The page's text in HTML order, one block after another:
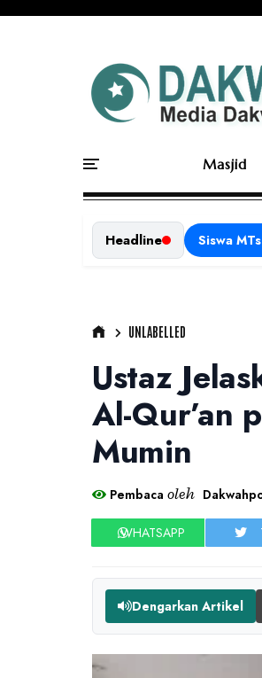
Masjid
Headline
UNLABELLED
Ustaz
Al-Qur’an
Mumin
Pembaca oleh
WHATSAPP
Dengarkan Artikel